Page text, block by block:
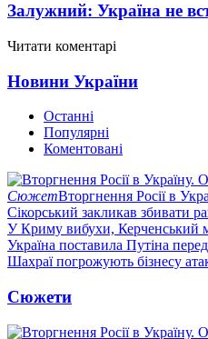
Залужний: Україна не
Читати коментарі
Новини України
Останні
Популярні
Коментовані
СюжетВторгнення Росії в
Сікорський закликав збивати
У Криму вибухи, Керченський
Україна поставила Путіна
Шахраї погрожують бізнесу
Сюжети